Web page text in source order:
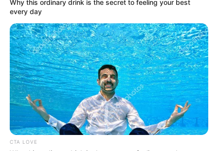
παραλία κοντά στη Χαλκίδα
Ακολουθήστε το evianews.com στοGoogle
News
ΤΑ ΠΙΟ ΔΗΜΟΦΙΛΗ
Why this ordinary drink is the secret to feeling your best
every day
CTA LOVE